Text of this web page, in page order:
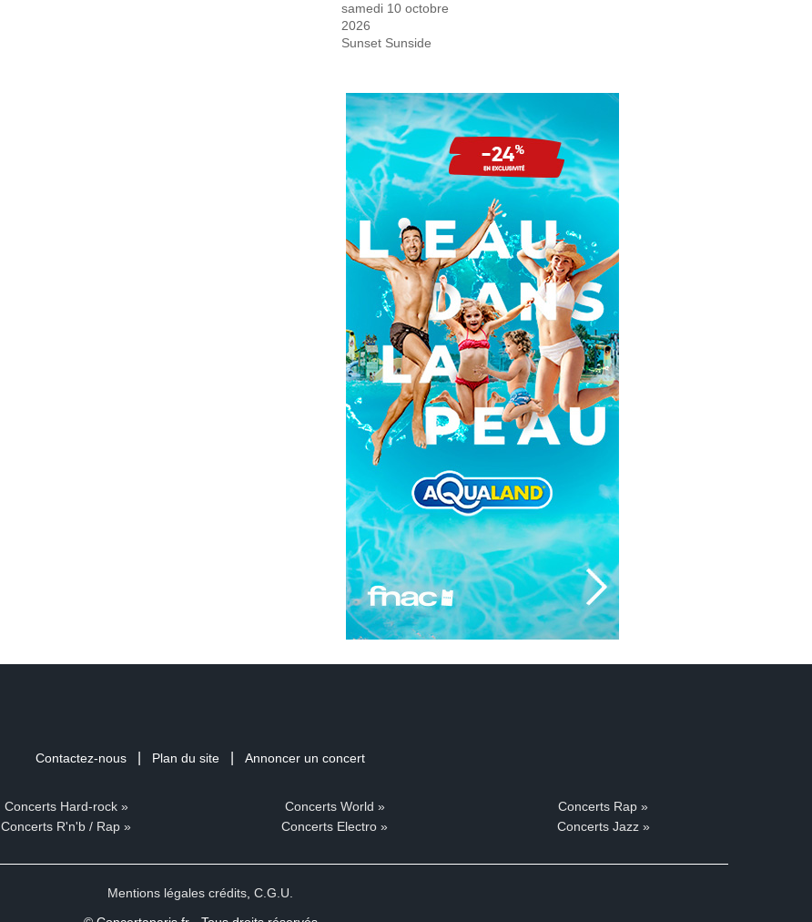
samedi 10 octobre
2026
Sunset Sunside
Contactez-nous Plan du site Annoncer un concert
Concerts Hard-rock »
Concerts R'n'b / Rap »
Concerts World »
Concerts Electro »
Concerts Rap »
Concerts Jazz »
Mentions légales crédits C.G.U.